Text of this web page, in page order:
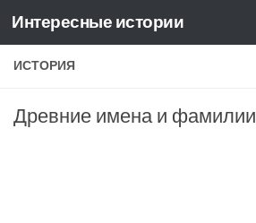
Skip to content
Интересные истории
ИСТОРИЯ
Древние имена и фамилии